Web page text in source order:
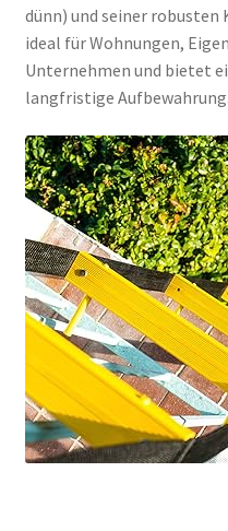
dünn) und seiner
ideal für Wohnungen,
Unternehmen und bietet
langfristige Aufbewahrung.